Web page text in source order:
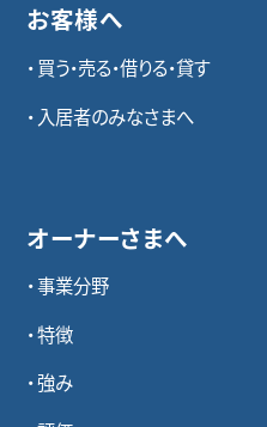
お客様へ
買う・売る・借りる・貸す
入居者のみなさまへ
オーナーさまへ
事業分野
特徴
強み